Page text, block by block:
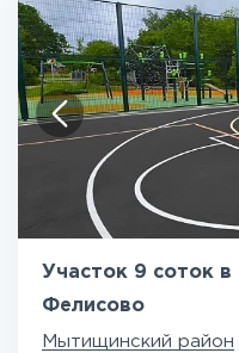
Участок 9 соток в
Фелисово
Мытищинский район